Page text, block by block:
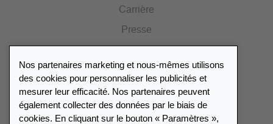
Carrière
Presse
Portail des revendeurs
Répertoire des revendeurs
Nos partenaires marketing et nous-mêmes utilisons
des cookies pour personnaliser les publicités et
mesurer leur efficacité. Nos partenaires peuvent
également collecter des données par le biais de
cookies. En cliquant sur le bouton « Paramètres »,